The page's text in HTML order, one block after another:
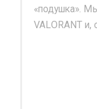
«подушка».
VALORANT и,